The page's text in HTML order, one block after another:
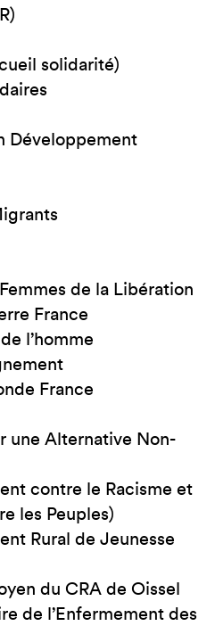
solidarité)
Développement
de la Libération
France
l’homme
France
une Alternative Non-
contre le Racisme et
les Peuples)
Rural de Jeunesse
du CRA de Oissel
de l’Enfermement des